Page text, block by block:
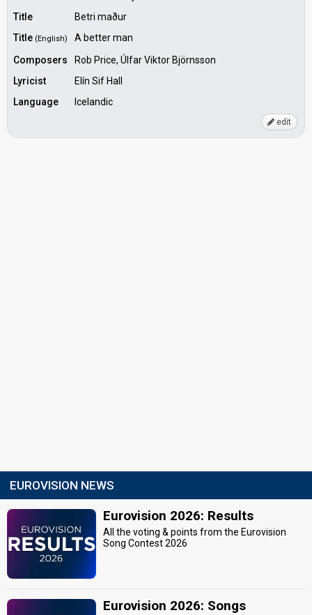
Title
Betri maður
Title (English)
A better man
Composers
Rob Price, Úlfar Viktor Björnsson
Lyricist
Elín Sif Hall
Language
Icelandic
edit
EUROVISION NEWS
Eurovision 2026: Results
All the voting & points from the Eurovision
Song Contest 2026
Eurovision 2026: Songs